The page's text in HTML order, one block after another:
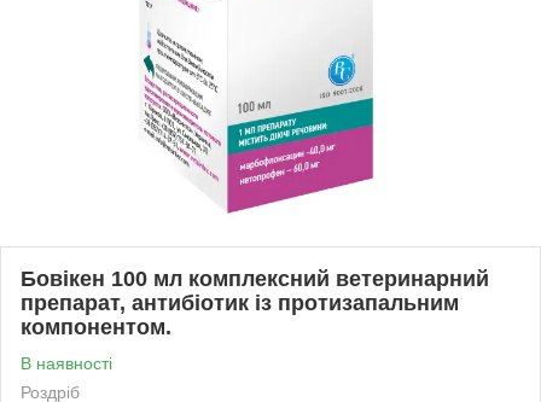
Бовікен 100 мл комплексний ветеринарний
препарат, антибіотик із протизапальним
компонентом.
В наявності
Роздріб